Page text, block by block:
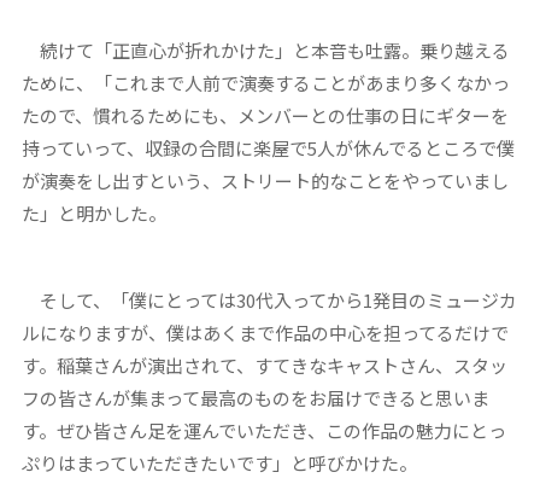
続けて「正直心が折れかけた」と本音も吐露。乗り越える
ために、「これまで人前で演奏することがあまり多くなかっ
たので、慣れるためにも、メンバーとの仕事の日にギターを
持っていって、収録の合間に楽屋で5人が休んでるところで僕
が演奏をし出すという、ストリート的なことをやっていまし
た」と明かした。
そして、「僕にとっては30代入ってから1発目のミュージカ
ルになりますが、僕はあくまで作品の中心を担ってるだけで
す。稲葉さんが演出されて、すてきなキャストさん、スタッ
フの皆さんが集まって最高のものをお届けできると思いま
す。ぜひ皆さん足を運んでいただき、この作品の魅力にとっ
ぷりはまっていただきたいです」と呼びかけた。